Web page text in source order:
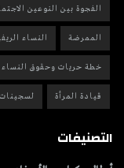
الفجوة بين النوعين
الممرضة النساء
خطة حريات وحقوق النساء
قيادة المرأة
التصنيفات